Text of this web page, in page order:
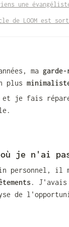
une
de LOOM est
ma garde-
plus
et je fais
je n'ai
personnel, il
.